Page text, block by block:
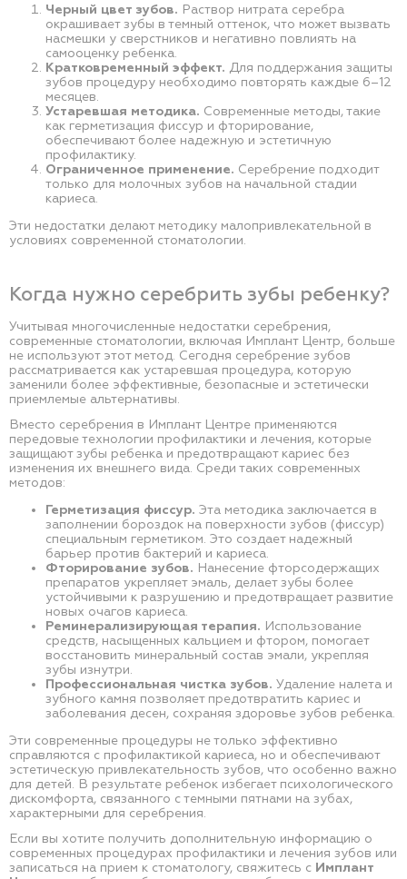
Черный цвет зубов. Раствор нитрата серебра
окрашивает зубы в темный оттенок, что может вызвать
насмешки у сверстников и негативно повлиять на
самооценку ребенка.
Кратковременный эффект. Для поддержания защиты
зубов процедуру необходимо повторять каждые 6–12
месяцев.
Устаревшая методика. Современные методы, такие
как герметизация фиссур и фторирование,
обеспечивают более надежную и эстетичную
профилактику.
Ограниченное применение. Серебрение подходит
только для молочных зубов на начальной стадии
кариеса.
Эти недостатки делают методику малопривлекательной в
условиях современной стоматологии.
Когда нужно серебрить зубы ребенку?
Учитывая многочисленные недостатки серебрения,
современные стоматологии, включая Имплант Центр, больше
не используют этот метод. Сегодня серебрение зубов
рассматривается как устаревшая процедура, которую
заменили более эффективные, безопасные и эстетически
приемлемые альтернативы.
Вместо серебрения в Имплант Центре применяются
передовые технологии профилактики и лечения, которые
защищают зубы ребенка и предотвращают кариес без
изменения их внешнего вида. Среди таких современных
методов:
Герметизация фиссур. Эта методика заключается в
заполнении бороздок на поверхности зубов (фиссур)
специальным герметиком. Это создает надежный
барьер против бактерий и кариеса.
Фторирование зубов. Нанесение фторсодержащих
препаратов укрепляет эмаль, делает зубы более
устойчивыми к разрушению и предотвращает развитие
новых очагов кариеса.
Реминерализирующая терапия. Использование
средств, насыщенных кальцием и фтором, помогает
восстановить минеральный состав эмали, укрепляя
зубы изнутри.
Профессиональная чистка зубов. Удаление налета и
зубного камня позволяет предотвратить кариес и
заболевания десен, сохраняя здоровье зубов ребенка.
Эти современные процедуры не только эффективно
справляются с профилактикой кариеса, но и обеспечивают
эстетическую привлекательность зубов, что особенно важно
для детей. В результате ребенок избегает психологического
дискомфорта, связанного с темными пятнами на зубах,
характерными для серебрения.
Если вы хотите получить дополнительную информацию о
современных процедурах профилактики и лечения зубов или
записаться на прием к стоматологу, свяжитесь с Имплант